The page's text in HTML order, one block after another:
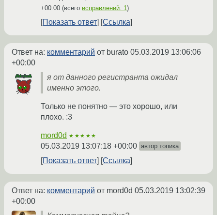
+00:00 (всего исправлений: 1)
Показать ответ Ссылка
Ответ на: комментарий от burato 05.03.2019 13:06:06
+00:00
я от данного регистранта ожидал
именно этого.
Только не понятно — это хорошо, или
плохо. :3
mord0d ★★★★★
05.03.2019 13:07:18 +00:00 автор топика
Показать ответ Ссылка
Ответ на: комментарий от mord0d 05.03.2019 13:02:39
+00:00